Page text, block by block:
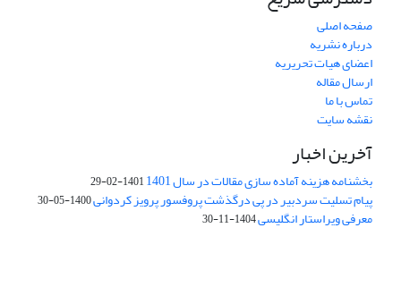
صفحه اصلی
درباره نشریه
اعضای هیات تحریریه
ارسال مقاله
تماس با ما
نقشه سایت
آخرین اخبار
بخشنامه هزینه آماده سازی مقالات در سال 1401 1401-02-29
پیام تسلیت سردبیر در پی درگذشت پروفسور پرویز کردوانی1400-05-30
معرفی ویراستار انگلیسی1404-11-30